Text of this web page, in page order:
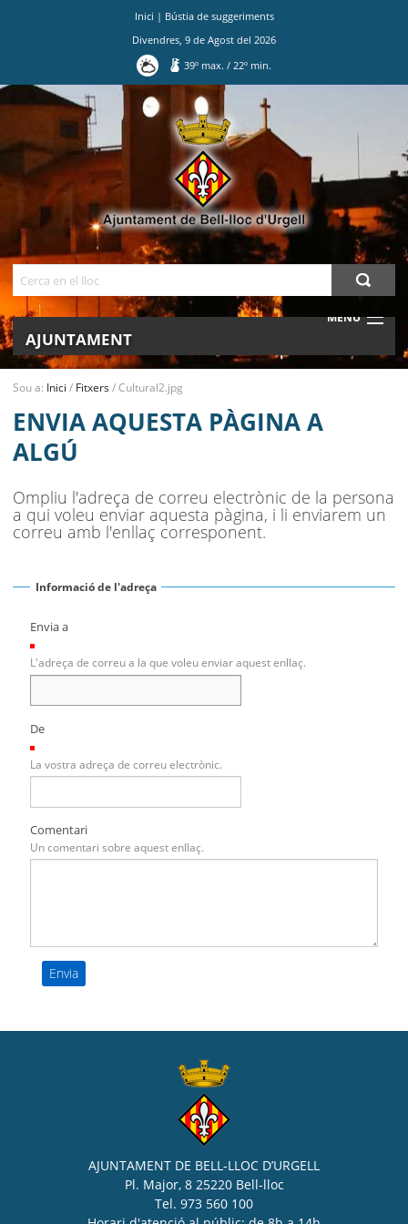
Inici | Bústia de suggeriments
Divendres 9 de Agost del 2026
39º max./ 22º min.
MENU
AJUNTAMENT
SEU ELECTRÒNICA
BELL-LLOC SOLUCIONA
Sou a: Inici / Fitxers/Cultural2.jpg
ENVIA AQUESTA PÀGINA A
ALGÚ
Ompliu l'adreça de correu electrònic de la persona
a qui voleu enviar aquesta pàgina, i li enviarem un
correu amb l'enllaç corresponent.
Informació de l'adreça
Envia a
L'adreça de correu a la que voleu enviar aquest enllaç.
De
La vostra adreça de correu electrònic.
Comentari
Un comentari sobre aquest enllaç.
AJUNTAMENT DE BELL-LLOC D’URGELL
Pl. Major, 8 25220 Bell-lloc
Tel. 973 560 100